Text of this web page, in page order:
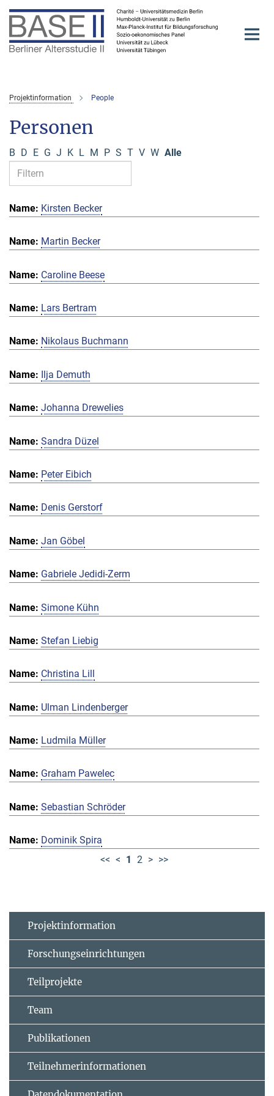
Hauptinhalt
Projektinformation People
Personen
B D E G J K L M P S T V W Alle
Kirsten Becker
Martin Becker
Caroline Beese
Lars Bertram
Nikolaus Buchmann
Ilja Demuth
Johanna Drewelies
Sandra Düzel
Peter Eibich
Denis Gerstorf
Jan Göbel
Gabriele Jedidi-Zerm
Simone Kühn
Stefan Liebig
Christina Lill
Ulman Lindenberger
Ludmila Müller
Graham Pawelec
Sebastian Schröder
Dominik Spira
<< < 1 2 > >>
Projektinformation
Forschungseinrichtungen
Teilprojekte
Team
Publikationen
Teilnehmerinformationen